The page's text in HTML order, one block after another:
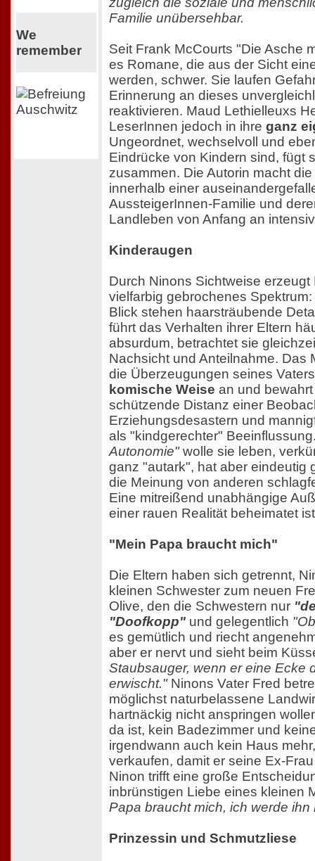
We
remember
Familie unübersehbar.
Seit Frank McCourts "Die Asche
es Romane, die aus der Sicht
werden, schwer. Sie laufen
Erinnerung an dieses
reaktivieren. Maud Lethielleuxs
LeserInnen jedoch in ihre ganz
Ungeordnet, wechselvoll und
Eindrücke von Kindern sind, fügt
zusammen. Die Autorin macht
innerhalb einer
AussteigerInnen-Familie und
Landleben von Anfang an
Kinderaugen
Durch Ninons Sichtweise erzeugt
vielfarbig gebrochenes
Blick stehen haarsträubende
führt das Verhalten ihrer Eltern
absurdum, betrachtet sie
Nachsicht und Anteilnahme. Das
die Überzeugungen seines
komische Weise an und
schützende Distanz einer
Erziehungsdesastern und
als "kindgerechter"
Autonomie"wolle sie leben,
ganz "autark", hat aber eindeutig
die Meinung von anderen
Eine mitreißend unabhängige
einer rauen Realität beheimatet
"Mein Papa braucht mich"
Die Eltern haben sich getrennt,
kleinen Schwester zum neuen
Olive, den die Schwestern nur
"Doofkopp" und gelegentlich
es gemütlich und riecht
aber er nervt und sieht beim
Staubsauger, wenn er eine Ecke
erwischt."Ninons Vater Fred
möglichst naturbelassene
hartnäckig nicht anspringen
da ist, kein Badezimmer und
irgendwann auch kein Haus
verkaufen, damit er seine Ex-
Ninon trifft eine große
inbrünstigen Liebe eines kleinen
Papa braucht mich, ich werde ihn
Prinzessin und Schmutzliese